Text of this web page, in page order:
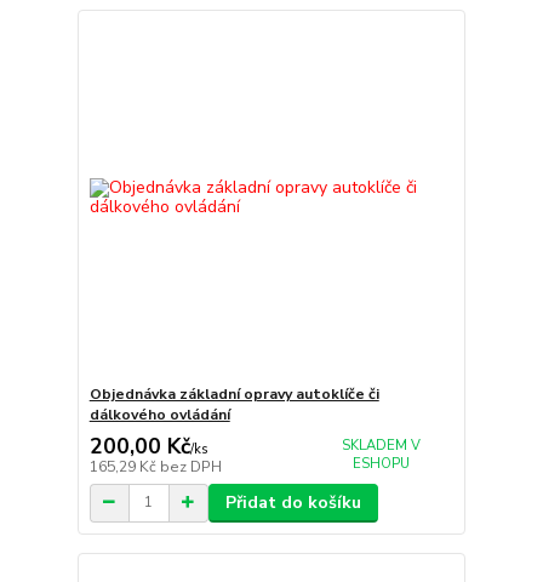
Objednávka základní opravy autoklíče či
dálkového ovládání
200,00 Kč/ks
165,29 Kč bez DPH
SKLADEM V
ESHOPU
Přidat do košíku